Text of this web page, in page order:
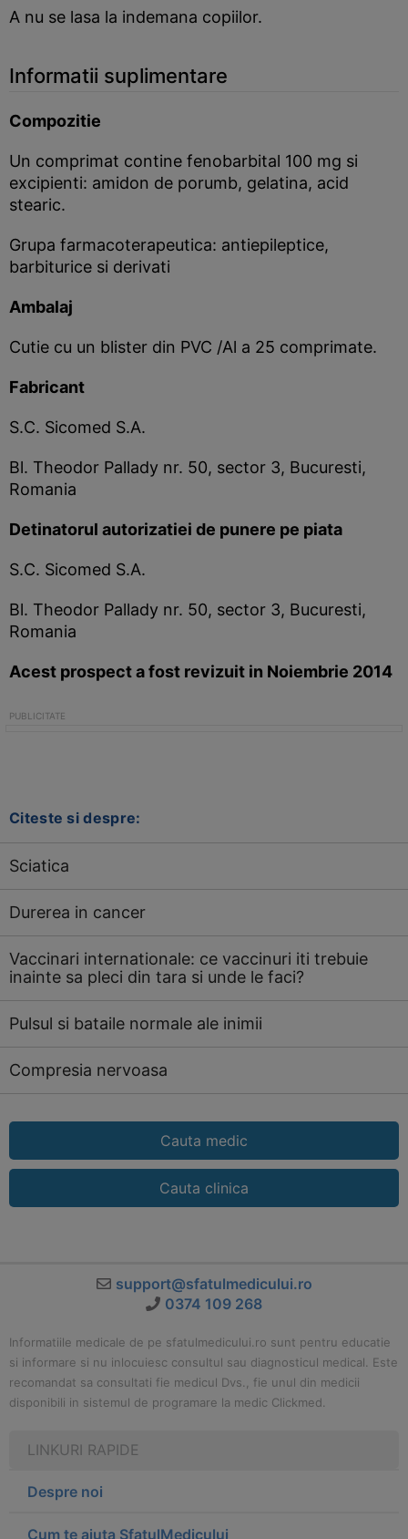
A nu se lasa la indemana copiilor.
Informatii suplimentare
Compozitie
Un comprimat contine fenobarbital 100 mg si
excipienti: amidon de porumb, gelatina, acid
stearic.
Grupa farmacoterapeutica: antiepileptice,
barbiturice si derivati
Ambalaj
Cutie cu un blister din PVC /Al a 25 comprimate.
Fabricant
S.C. Sicomed S.A.
Bl. Theodor Pallady nr. 50, sector 3, Bucuresti,
Romania
Detinatorul autorizatiei de punere pe piata
S.C. Sicomed S.A.
Bl. Theodor Pallady nr. 50, sector 3, Bucuresti,
Romania
Acest prospect a fost revizuit in Noiembrie 2014
Citeste si despre:
Sciatica
Durerea in cancer
Vaccinari internationale: ce vaccinuri iti trebuie
inainte sa pleci din tara si unde le faci?
Pulsul si bataile normale ale inimii
Compresia nervoasa
Cauta medic
Cauta clinica
support@sfatulmedicului.ro
0374 109 268
Informatiile medicale de pe sfatulmedicului.ro sunt pentru educatie
si informare si nu inlocuiesc consultul sau diagnosticul medical. Este
recomandat sa consultati fie medicul Dvs., fie unul din medicii
disponibili in sistemul de programare la medic Clickmed.
LINKURI RAPIDE
Despre noi
Cum te ajuta SfatulMedicului